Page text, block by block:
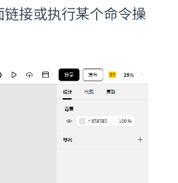
接或执行某个命令操